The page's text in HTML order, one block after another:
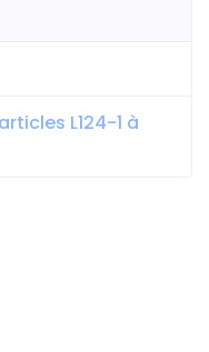
L124-1 à